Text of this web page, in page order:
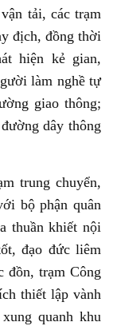
tải, các trạm
địch, đồng thời
hiện kẻ gian,
làm nghề tự
giao thông;
dây thông
trung chuyển,
bộ phận quân
thuần khiết nội
đạo đức liêm
đồn, trạm Công
thiết lập vành
quanh khu